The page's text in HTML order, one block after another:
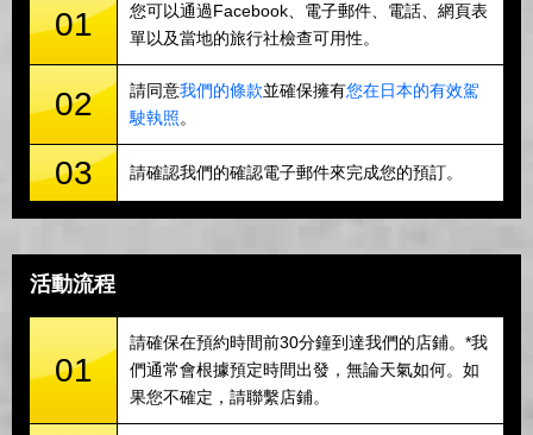
01
您可以通過Facebook、電子郵件、電話、網頁表
單以及當地的旅行社檢查可用性。
02 請同意我們的條款並確保擁有您在日本的有效駕
駛執照。
03 請確認我們的確認電子郵件來完成您的預訂。
活動流程
01
請確保在預約時間前30分鐘到達我們的店鋪。*我
們通常會根據預定時間出發，無論天氣如何。如
果您不確定，請聯繫店鋪。